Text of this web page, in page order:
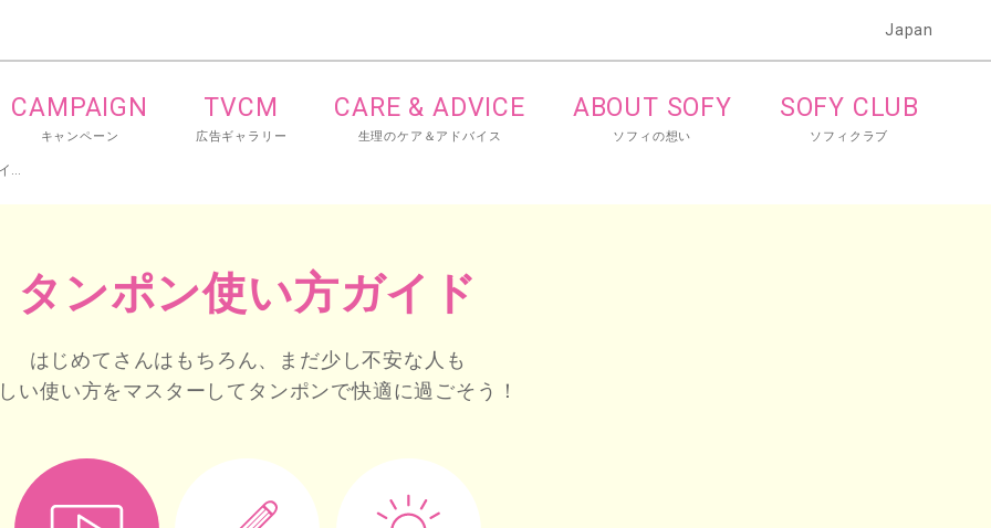
Japan
CAMPAIGN
キャンペーン
TVCM
広告ギャラリー
CARE & ADVICE
生理のケア＆アドバイス
ABOUT SOFY
ソフィの想い
SOFY CLUB
ソフィクラブ
タンポン使い方ガイド（動画でチェック）
タンポン使い方ガイド
はじめてさんはもちろん、まだ少し不安な人も
い使い方をマスターしてタンポンで快適に過ごそう！